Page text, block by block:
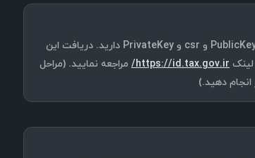
جهت ساخت شناسه یکتای حافظه مالیاتی نیاز به PublicKey و csr و PrivateKey دارید. دریافت این
https://id.tax.gov.ir/ مراجعه نمایید. (مراحل
دهید.)